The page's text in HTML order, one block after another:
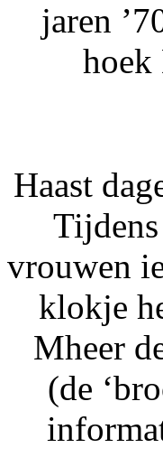
jaren
hoek
Haast
vrouwen
klokje
Mheer
(de